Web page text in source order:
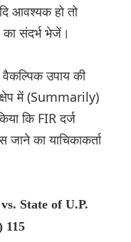
आवश्यक हो तो
संदर्भ भेजें।
उपाय की
में (Summarily)
कि FIR दर्ज
का याचिकाकर्ता
State of U.P.
115